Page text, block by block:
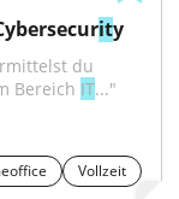
ity
du
Bereich IT..."
Vollzeit